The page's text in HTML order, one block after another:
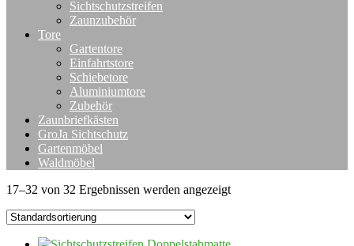
Sichtschutzstreifen
Zaunzubehör
Tore
Gartentore
Einfahrtstore
Schiebetore
Aluminiumtore
Zubehör
Zaunbriefkästen
GroJa Sichtschutz
Gartenmöbel
Waldmöbel
17–32 von 32 Ergebnissen werden angezeigt